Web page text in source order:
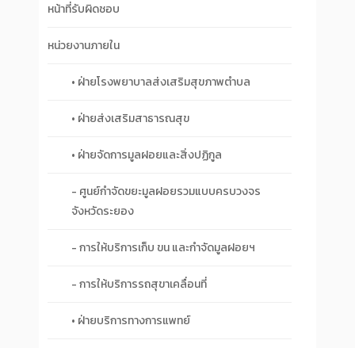
หน้าที่รับผิดชอบ
หน่วยงานภายใน
• ฝ่ายโรงพยาบาลส่งเสริมสุขภาพตำบล
• ฝ่ายส่งเสริมสาธารณสุข
• ฝ่ายจัดการมูลฝอยและสิ่งปฏิกูล
- ศูนย์กำจัดขยะมูลฝอยรวมแบบครบวงจร
จังหวัดระยอง
- การให้บริการเก็บ ขน และกำจัดมูลฝอยฯ
- การให้บริการรถสุขาเคลื่อนที่
• ฝ่ายบริการทางการแพทย์